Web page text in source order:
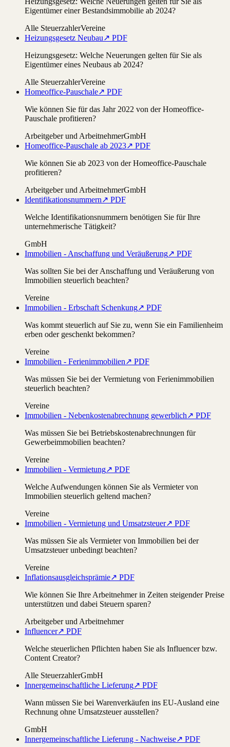
Eigentümer einer Bestandsimmobilie ab 2024?
Alle SteuerzahlerVereine
Heizungsgesetz Neubau↗ PDF
Heizungsgesetz: Welche Neuerungen gelten für Sie als
Eigentümer eines Neubaus ab 2024?
Alle SteuerzahlerVereine
Homeoffice-Pauschale↗ PDF
Wie können Sie für das Jahr 2022 von der Homeoffice-
Pauschale profitieren?
Arbeitgeber und ArbeitnehmerGmbH
Homeoffice-Pauschale ab 2023↗ PDF
Wie können Sie ab 2023 von der Homeoffice-Pauschale
profitieren?
Arbeitgeber und ArbeitnehmerGmbH
Identifikationsnummern↗ PDF
Welche Identifikationsnummern benötigen Sie für Ihre
unternehmerische Tätigkeit?
GmbH
Immobilien - Anschaffung und Veräußerung↗ PDF
Was sollten Sie bei der Anschaffung und Veräußerung von
Immobilien steuerlich beachten?
Vereine
Immobilien - Erbschaft Schenkung↗ PDF
Was kommt steuerlich auf Sie zu, wenn Sie ein Familienheim
erben oder geschenkt bekommen?
Vereine
Immobilien - Ferienimmobilien↗ PDF
Was müssen Sie bei der Vermietung von Ferienimmobilien
steuerlich beachten?
Vereine
Immobilien - Nebenkostenabrechnung gewerblich↗ PDF
Was müssen Sie bei Betriebskostenabrechnungen für
Gewerbeimmobilien beachten?
Vereine
Immobilien - Vermietung↗ PDF
Welche Aufwendungen können Sie als Vermieter von
Immobilien steuerlich geltend machen?
Vereine
Immobilien - Vermietung und Umsatzsteuer↗ PDF
Was müssen Sie als Vermieter von Immobilien bei der
Umsatzsteuer unbedingt beachten?
Vereine
Inflationsausgleichsprämie↗ PDF
Wie können Sie Ihre Arbeitnehmer in Zeiten steigender Preise
unterstützen und dabei Steuern sparen?
Arbeitgeber und Arbeitnehmer
Influencer↗ PDF
Welche steuerlichen Pflichten haben Sie als Influencer bzw.
Content Creator?
Alle SteuerzahlerGmbH
Innergemeinschaftliche Lieferung↗ PDF
Wann müssen Sie bei Warenverkäufen ins EU-Ausland eine
Rechnung ohne Umsatzsteuer ausstellen?
GmbH
Innergemeinschaftliche Lieferung - Nachweise↗ PDF